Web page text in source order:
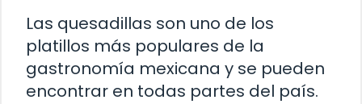
Las quesadillas son uno de los
platillos más populares de la
gastronomía mexicana y se pueden
encontrar en todas partes del país.